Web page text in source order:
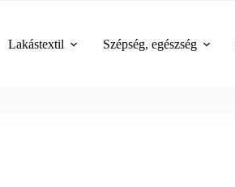
Lakástextil Szépség, egészség